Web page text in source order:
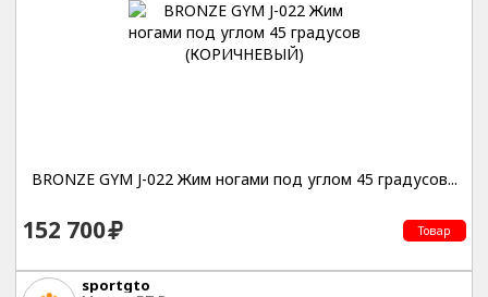
BRONZE GYM J-022 Жим ногами под углом 45 градусов...
152 700 Товар
sportgto